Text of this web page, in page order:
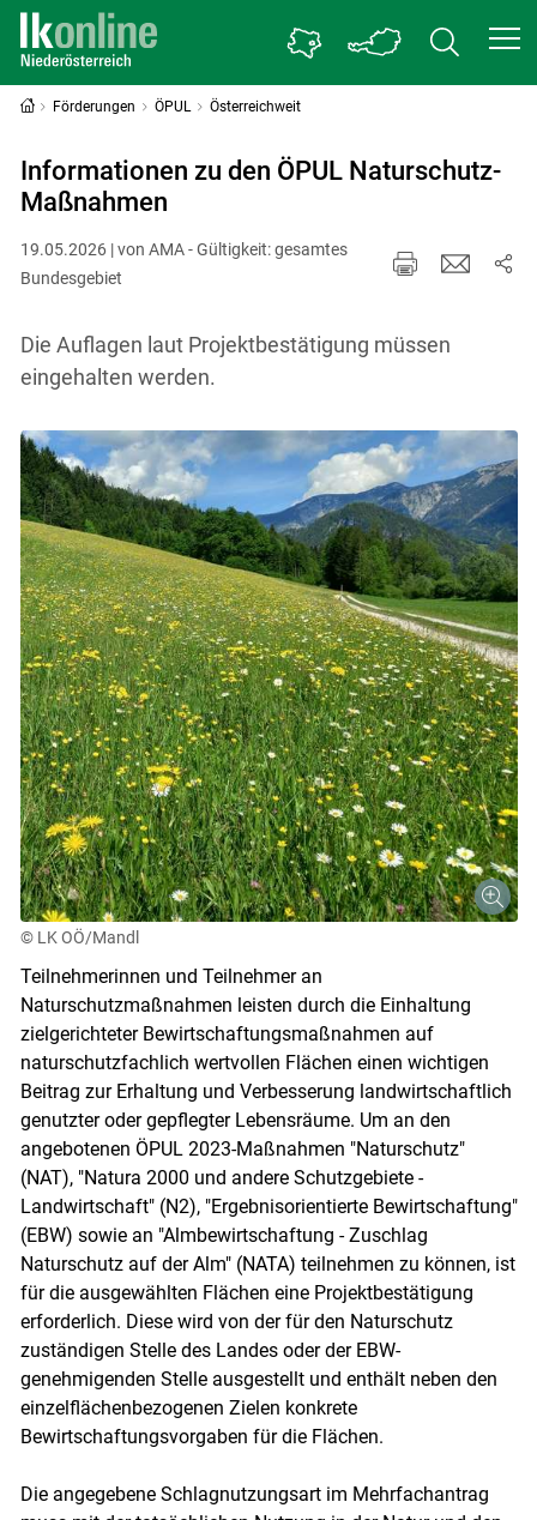
Förderungen ÖPUL Österreichweit
Informationen zu den ÖPUL Naturschutz-
Maßnahmen
19.05.2026 | von AMA - Gültigkeit: gesamtes
Bundesgebiet
Die Auflagen laut Projektbestätigung müssen
eingehalten werden.
© LK OÖ/Mandl
Teilnehmerinnen und Teilnehmer an
Naturschutzmaßnahmen leisten durch die Einhaltung
zielgerichteter Bewirtschaftungsmaßnahmen auf
naturschutzfachlich wertvollen Flächen einen wichtigen
Beitrag zur Erhaltung und Verbesserung landwirtschaftlich
genutzter oder gepflegter Lebensräume. Um an den
angebotenen ÖPUL 2023-Maßnahmen "Naturschutz"
(NAT), "Natura 2000 und andere Schutzgebiete -
Landwirtschaft" (N2), "Ergebnisorientierte Bewirtschaftung"
(EBW) sowie an "Almbewirtschaftung - Zuschlag
Naturschutz auf der Alm" (NATA) teilnehmen zu können, ist
für die ausgewählten Flächen eine Projektbestätigung
erforderlich. Diese wird von der für den Naturschutz
zuständigen Stelle des Landes oder der EBW-
genehmigenden Stelle ausgestellt und enthält neben den
einzelflächenbezogenen Zielen konkrete
Bewirtschaftungsvorgaben für die Flächen.
Die angegebene Schlagnutzungsart im Mehrfachantrag